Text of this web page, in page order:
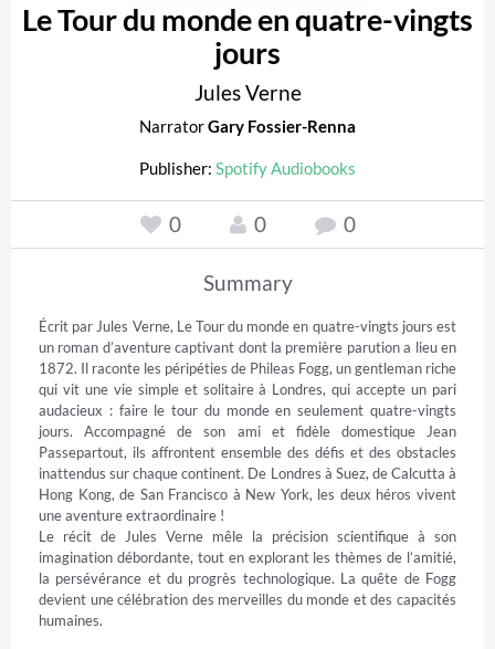
Le Tour du monde en quatre-vingts
jours
Jules Verne
NarratorGary Fossier-Renna
Publisher: Spotify Audiobooks
0 0 0
Summary
Écrit par Jules Verne, Le Tour du monde en quatre-vingts jours est
un roman d’aventure captivant dont la première parution a lieu en
1872. Il raconte les péripéties de Phileas Fogg, un gentleman riche
qui vit une vie simple et solitaire à Londres, qui accepte un pari
audacieux : faire le tour du monde en seulement quatre-vingts
jours. Accompagné de son ami et fidèle domestique Jean
Passepartout, ils affrontent ensemble des défis et des obstacles
inattendus sur chaque continent. De Londres à Suez, de Calcutta à
Hong Kong, de San Francisco à New York, les deux héros vivent
une aventure extraordinaire !
Le récit de Jules Verne mêle la précision scientifique à son
imagination débordante, tout en explorant les thèmes de l’amitié,
la persévérance et du progrès technologique. La quête de Fogg
devient une célébration des merveilles du monde et des capacités
humaines.